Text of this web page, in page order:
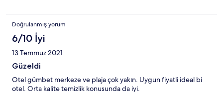
baska yerden denıze gırdık. Otelde sorumlu müdür yok hep 20
yasında gencler var sıkayet edıyosun cözemıyorlar . tv bozuk
teknık ten kımse gelmıyor duş bozuk sen söyle sen işit. Iğrenc bi
otel. Yemwkte karpuz ya da guzel bırsey cıksa kapış kapış yemek
imkansız. Parası az dıye gıtmeyın sauna gıbı ortamda yemek
yemek inanılmaz mutsuz edıyor. Sadece lobıde klima var
kucucuk bir yer o da herkes orda oturuyor serınlemek için. Otel
personelinden biraey şstedıgımızde bagaj taşıma ya da farklı
bşraey hemen seatek oluyorlar ama genel konularda onlarda
Doğrulanmış yorum
6/10 İyi
13 Temmuz 2021
Güzeldi
Otel gümbet merkeze ve plaja çok yakın. Uygun fiyatli ideal bi
otel. Orta kalite temizlik konusunda da iyi.